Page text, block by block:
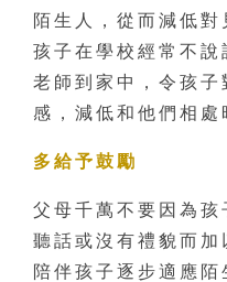
陌生人，從而減低
孩子在學校經常不
老師到家中，令孩子
感，減低和他們相處
多給予鼓勵
父母千萬不要因為
聽話或沒有禮貌而加
陪伴孩子逐步適應陌